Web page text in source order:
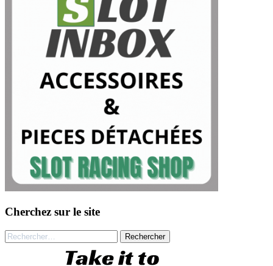
Cherchez sur le site
Rechercher :